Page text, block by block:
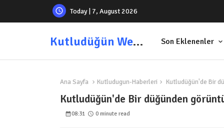
Today | 7, August 2026
Kutludüğün Web Sitesi Son Eklenenler
Ana Sayfa Kutludugun-Haberleri Kutludüğün'de Bir
Kutludüğün'de Bir düğünden
08:31 0 minute read